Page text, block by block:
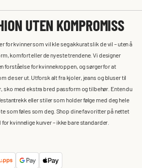
UTEN KOMPROMISS
for kvinner som vil kle seg akkurat slik de vil – uten å
komfort eller de nyeste trendene. Vi designer
forståelse for kvinnekroppen, og sørger for at
de ser ut. Utforsk alt fra kjoler, jeans og bluser til
sko med ekstra bred passform og tilbehør. Enten du
eller stiler som holder følge med deg hele
som føles som deg. Shop dine favoritter på nettet
kvinnelige kurver – ikke bare standarder.